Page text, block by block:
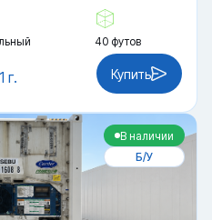
40 футов
г. Купить
В наличии
Б/У